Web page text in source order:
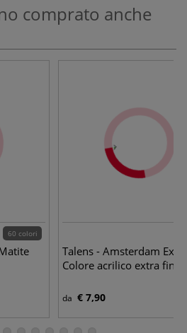
comprato anche
60 colori
Talens - Amsterdam
Colore acrilico extra fine
da € 7,90